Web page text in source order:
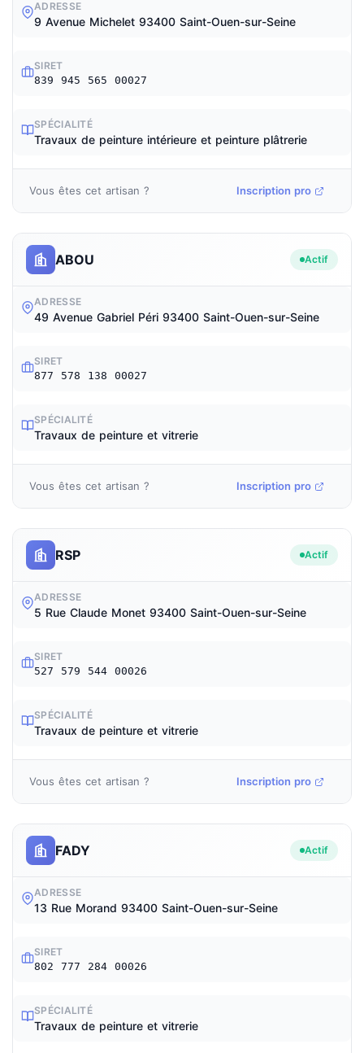
ADRESSE
9 Avenue Michelet 93400 Saint-Ouen-sur-Seine
SIRET
839 945 565 00027
SPÉCIALITÉ
Travaux de peinture intérieure et peinture plâtrerie
Vous êtes cet artisan ? Inscription pro
ABOU Actif
ADRESSE
49 Avenue Gabriel Péri 93400 Saint-Ouen-sur-Seine
SIRET
877 578 138 00027
SPÉCIALITÉ
Travaux de peinture et vitrerie
Vous êtes cet artisan ? Inscription pro
RSP Actif
ADRESSE
5 Rue Claude Monet 93400 Saint-Ouen-sur-Seine
SIRET
527 579 544 00026
SPÉCIALITÉ
Travaux de peinture et vitrerie
Vous êtes cet artisan ? Inscription pro
FADY Actif
ADRESSE
13 Rue Morand 93400 Saint-Ouen-sur-Seine
SIRET
802 777 284 00026
SPÉCIALITÉ
Travaux de peinture et vitrerie